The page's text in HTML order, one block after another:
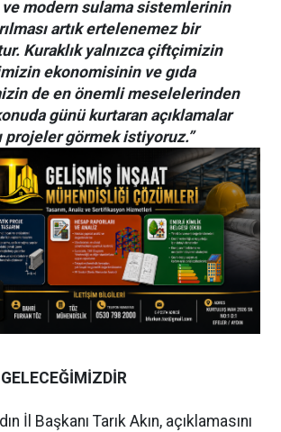
ve modern sulama sistemlerinin
artık ertelenemez bir
Kuraklık yalnızca çiftçimizin
ekonomisinin ve gıda
de en önemli meselelerinden
günü kurtaran açıklamalar
projeler görmek istiyoruz.”
İl Başkanı Tarık Akın, açıklamasını